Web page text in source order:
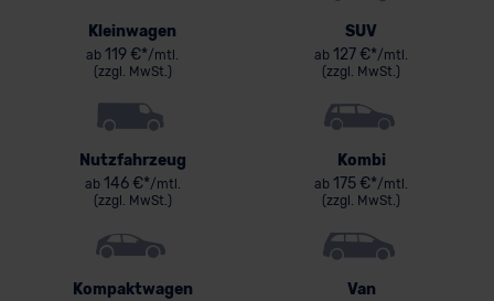
Kleinwagen
ab 119 €*/mtl.
(zzgl. MwSt.)
SUV
ab 127 €*/mtl.
(zzgl. MwSt.)
Nutzfahrzeug
ab146 €*/mtl.
(zzgl. MwSt.)
Kombi
ab 175 €*/mtl.
(zzgl. MwSt.)
Kompaktwagen Van